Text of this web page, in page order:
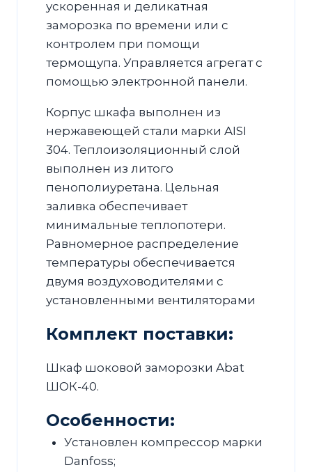
ускоренная и деликатная
заморозка по времени или с
контролем при помощи
термощупа. Управляется агрегат с
помощью электронной панели.
Корпус шкафа выполнен из
нержавеющей стали марки AISI
304. Теплоизоляционный слой
выполнен из литого
пенополиуретана. Цельная
заливка обеспечивает
минимальные теплопотери.
Равномерное распределение
температуры обеспечивается
двумя воздуховодителями с
установленными вентиляторами
Комплект поставки:
Шкаф шоковой заморозки Abat
ШОК-40.
Особенности:
Установлен компрессор марки
Danfoss;